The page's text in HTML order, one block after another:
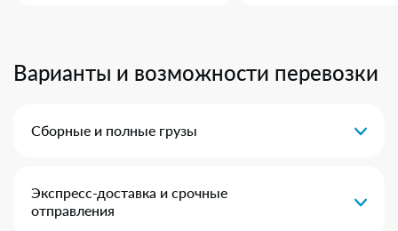
Варианты и возможности перевозки
Сборные и полные грузы
Экспресс-доставка и срочные
отправления